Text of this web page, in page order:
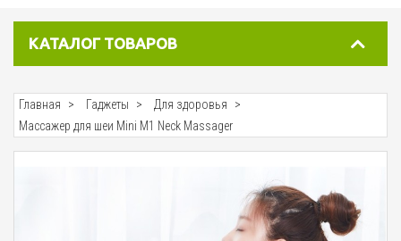
КАТАЛОГ ТОВАРОВ
Главная Гаджеты
Для здоровья
Массажер для шеи Mini M1 Neck Massager